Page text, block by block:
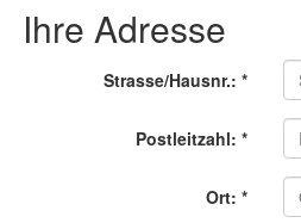
Ihre Adresse
Strasse/Hausnr.: *
Postleitzahl: *
Ort: *